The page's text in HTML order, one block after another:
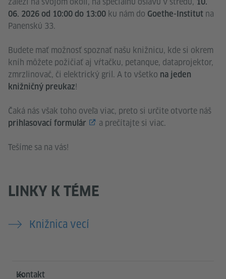
06. 2026 od 10:00 do 13:00 ku nám do Goethe-Institut na
Panenskú 33.
Budete mať možnosť spoznať našu knižnicu, kde si okrem
kníh môžete požičiať aj vŕtačku, petanque, dataprojektor,
zmrzlinovač, či elektrický gril. A to všetko na jeden
knižničný preukaz!
Čaká nás však toho oveľa viac, preto si určite otvorte náš
prihlasovací formulár a prečítajte si viac.
Tešíme sa na vás!
LINKY K TÉME
Knižnica vecí
Service- und Informationsbereich
Kontakt